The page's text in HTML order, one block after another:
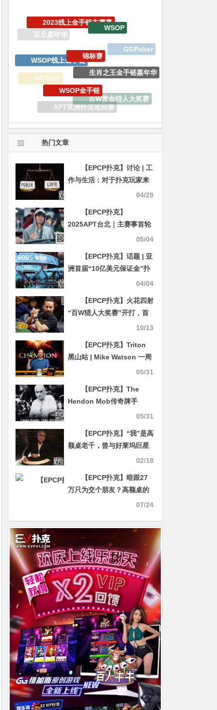
WSOP
GGPoker
GoG黄金游戏
WCOOP
WSOP线上金手链
锦标赛
生肖之王金手链嘉年华
百W赏金猎人大奖赛
APT亚洲扑克巡回赛
WSOP金手链
热门文章
【EPCP扑克】讨论 | 工
作与生活：对于扑克玩家来
04/29
【EPCP扑克】
2025APT台北｜主赛事首轮
火爆开赛！542人参赛！中
跑A组！
05/04
【EPCP扑克】话题 | 亚
洲首届“10亿美元保证金”扑
04/04
【EPCP扑克】火花四射
“百W猎人大奖赛”开打，首
创猎人榜冠军狂送华为Mate
10/13
【EPCP扑克】Triton
黑山站 | Mike Watson 一周
连夺两场Turbo赛事冠军 ，
05/31
【EPCP扑克】The
Hendon Mob传奇牌手
05/31
【EPCP扑克】“我”是高
额桌老千，曾与好莱坞巨星
02/18
【EPCP扑克】暗跟27
万只为交个朋友？高额桌的
潜规则：和老板打牌，技术
07/24